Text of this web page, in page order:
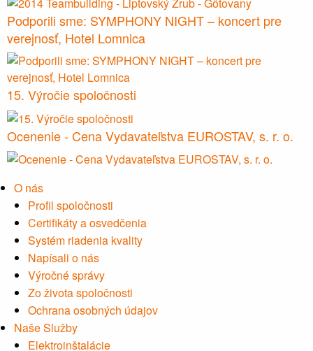
Podporili sme: SYMPHONY NIGHT – koncert pre
verejnosť, Hotel Lomnica
15. Výročie spoločnosti
Ocenenie - Cena Vydavateľstva EUROSTAV, s. r. o.
O nás
Profil spoločnosti
Certifikáty a osvedčenia
Systém riadenia kvality
Napísali o nás
Výročné správy
Zo života spoločnosti
Ochrana osobných údajov
Naše Služby
Elektroinštalácie